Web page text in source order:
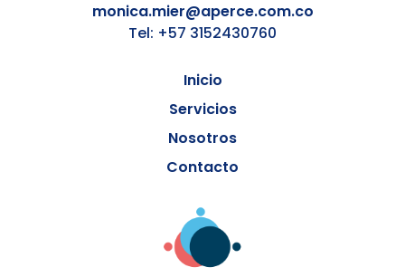
monica.mier@aperce.com.co
Tel: +57 3152430760
Inicio
Servicios
Nosotros
Contacto